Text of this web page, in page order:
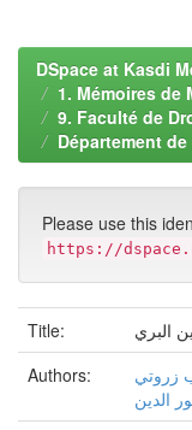
DSpace at Kasdi
1. Mémoires de
9. Faculté de
Département
Please use this
https://
Title:
البري
Authors:
زروتي
الدين